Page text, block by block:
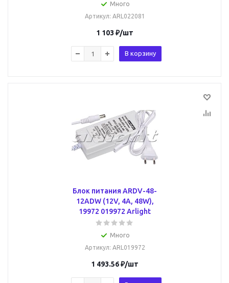
Много
Артикул: ARL022081
1 103 ₽/шт
В корзину
Блок питания ARDV-48-
12ADW (12V, 4A, 48W),
19972 019972 Arlight
Много
Артикул: ARL019972
1 493.56₽/шт